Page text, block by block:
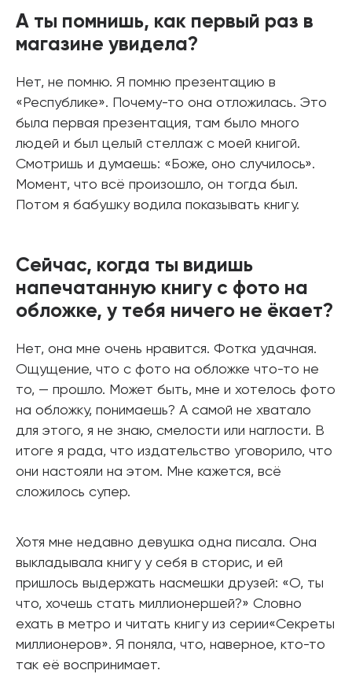
А ты помнишь, как первый раз в
магазине увидела?
Нет, не помню. Я помню презентацию в
«Республике». Почему-то она отложилась. Это
была первая презентация, там было много
людей и был целый стеллаж с моей книгой.
Смотришь и думаешь: «Боже, оно случилось».
Момент, что всё произошло, он тогда был.
Потом я бабушку водила показывать книгу.
Сейчас, когда ты видишь
напечатанную книгу с фото на
обложке, у тебя ничего не ёкает?
Нет, она мне очень нравится. Фотка удачная.
Ощущение, что с фото на обложке что-то не
то, — прошло. Может быть, мне и хотелось фото
на обложку, понимаешь? А самой не хватало
для этого, я не знаю, смелости или наглости. В
итоге я рада, что издательство уговорило, что
они настояли на этом. Мне кажется, всё
сложилось супер.
Хотя мне недавно девушка одна писала. Она
выкладывала книгу у себя в сторис, и ей
пришлось выдержать насмешки друзей: «О, ты
что, хочешь стать миллионершей?» Словно
ехать в метро и читать книгу из серии«Секреты
миллионеров». Я поняла, что, наверное, кто-то
так её воспринимает.